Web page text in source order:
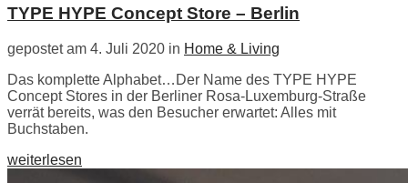
TYPE HYPE Concept Store – Berlin
gepostet am 4. Juli 2020 in Home & Living
Das komplette Alphabet…Der Name des TYPE HYPE
Concept Stores in der Berliner Rosa-Luxemburg-Straße
verrät bereits, was den Besucher erwartet: Alles mit
Buchstaben.
weiterlesen